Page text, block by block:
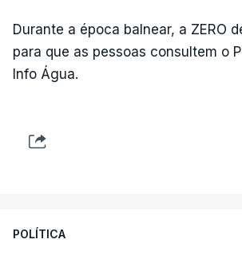
Durante a época balnear, a ZERO
para que as pessoas consultem o
Info Água.
POLÍTICA